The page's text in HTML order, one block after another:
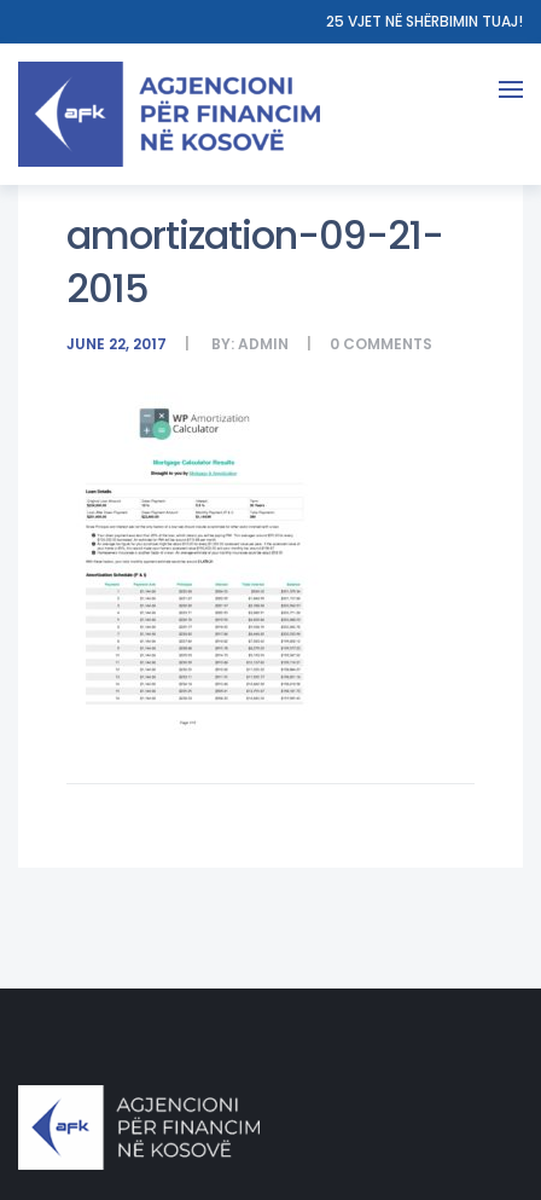
25 VJET NË SHËRBIMIN TUAJ!
amortization-09-21-
2015
JUNE 22, 2017 BY:ADMIN 0 COMMENTS